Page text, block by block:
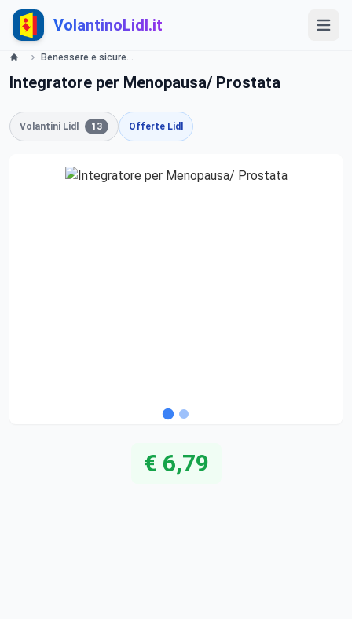
VolantinoLidl.it
Benessere e sicurezza a tutte le età Lidl
Integratore per Menopausa/ Prostata
Volantini Lidl 13 Offerte Lidl
€ 6,79